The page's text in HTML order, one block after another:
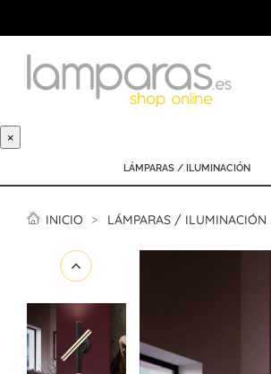
×
LÁMPARAS / ILUMINACIÓN
INICIO LÁMPARAS / ILUMINACIÓN